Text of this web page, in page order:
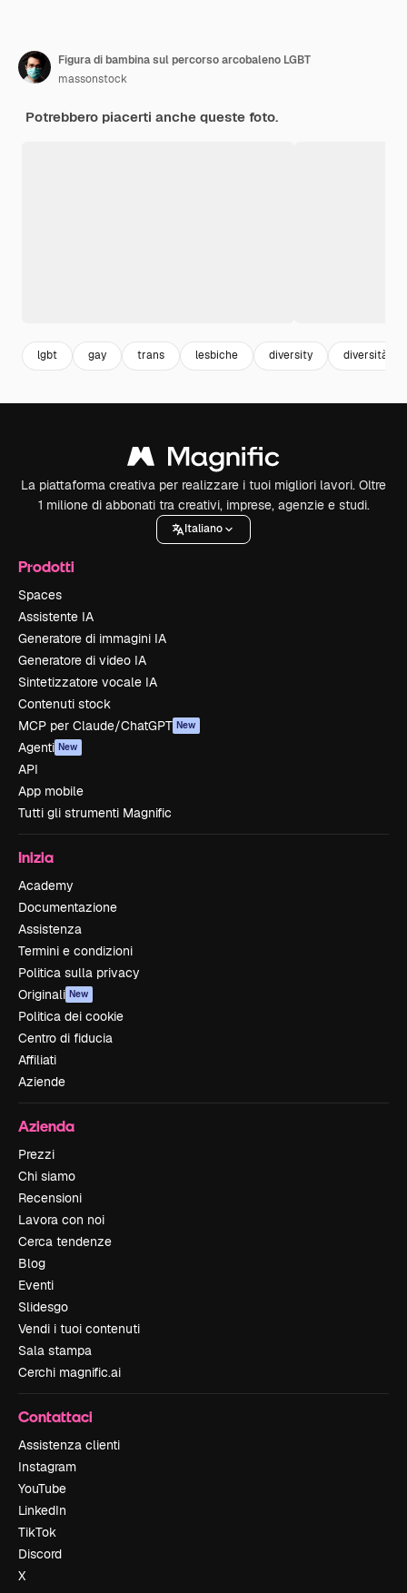
Figura di bambina sul percorso arcobaleno LGBT
massonstock
Potrebbero piacerti anche queste foto.
lgbt gay trans lesbiche diversity diversità
La piattaforma creativa per realizzare i tuoi migliori lavori. Oltre
1 milione di abbonati tra creativi, imprese, agenzie e studi.
Italiano
Prodotti
Spaces
Assistente IA
Generatore di immagini IA
Generatore di video IA
Sintetizzatore vocale IA
Contenuti stock
MCP per Claude/ChatGPT New
Agenti New
API
App mobile
Tutti gli strumenti Magnific
Inizia
Academy
Documentazione
Assistenza
Termini e condizioni
Politica sulla privacy
Originali New
Politica dei cookie
Centro di fiducia
Affiliati
Aziende
Azienda
Prezzi
Chi siamo
Recensioni
Lavora con noi
Cerca tendenze
Blog
Eventi
Slidesgo
Vendi i tuoi contenuti
Sala stampa
Cerchi magnific.ai
Contattaci
Assistenza clienti
Instagram
YouTube
LinkedIn
TikTok
Discord
X